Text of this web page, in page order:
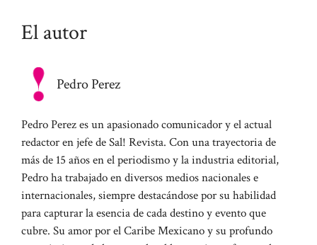
El autor
Pedro Perez
Pedro Perez es un apasionado comunicador y el actual
redactor en jefe de Sal! Revista. Con una trayectoria de
más de 15 años en el periodismo y la industria editorial,
Pedro ha trabajado en diversos medios nacionales e
internacionales, siempre destacándose por su habilidad
para capturar la esencia de cada destino y evento que
cubre. Su amor por el Caribe Mexicano y su profundo